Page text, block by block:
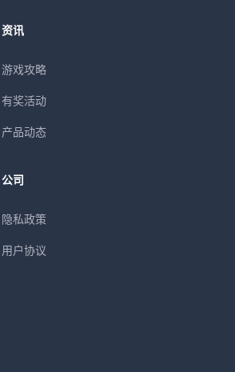
资讯
游戏攻略
有奖活动
产品动态
公司
隐私政策
用户协议